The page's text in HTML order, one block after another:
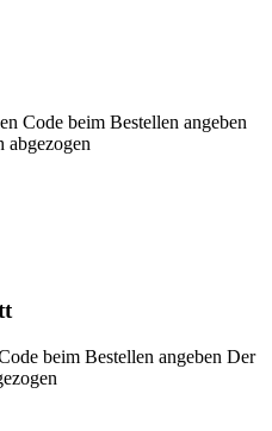
Code beim Bestellen angeben
abgezogen
beim Bestellen angeben Der